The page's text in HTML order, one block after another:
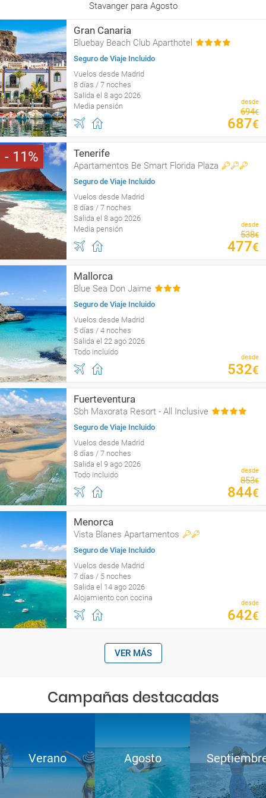
Stavanger para Agosto
Gran Canaria
Bluebay Beach Club Aparthotel
Seguro de Viaje Incluido
Vuelos desde Madrid
8 días / 7 noches
Salida el 8 ago 2026
Media pensión
desde
694€
687€
11 Tenerife
Apartamentos Be Smart Florida Plaza
Seguro de Viaje Incluido
Vuelos desde Madrid
8 días / 7 noches
Salida el 8 ago 2026
Media pensión
desde
538€
477€
Mallorca
Blue Sea Don Jaime
Seguro de Viaje Incluido
Vuelos desde Madrid
5 días / 4 noches
Salida el 22 ago 2026
Todo incluido
desde
532€
Fuerteventura
Sbh Maxorata Resort - All Inclusive
Seguro de Viaje Incluido
Vuelos desde Madrid
8 días / 7 noches
Salida el 9 ago 2026
Todo incluido
desde
853€
844€
Menorca
Vista Blanes Apartamentos
Seguro de Viaje Incluido
Vuelos desde Madrid
7 días / 5 noches
Salida el 14 ago 2026
Alojamiento con cocina
desde
642€
VER MÁS
Campañas destacadas
Verano Agosto